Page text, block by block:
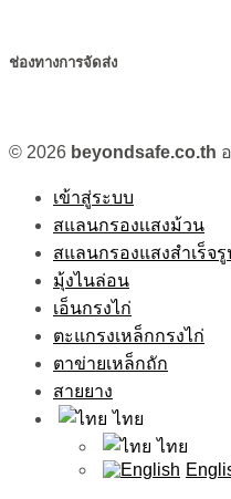
ช่องทางการจัดส่ง
© 2026 beyondsafe.co.th
เข้าสู่ระบบ
สแลนกรองเเสงม้วน
สแลนกรองแสงสำเร็จรู
มุ้งไนล่อน
เอ็นกรงไก่
ตะแกรงเหล็กกรงไก่
ตาข่ายเหล็กถัก
สายยาง
ไทย
ไทย